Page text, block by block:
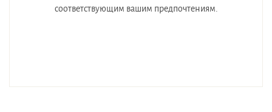
соответствующим вашим предпочтениям.